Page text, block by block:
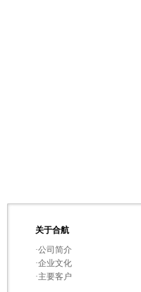
关于合航
·公司简介
·企业文化
·主要客户